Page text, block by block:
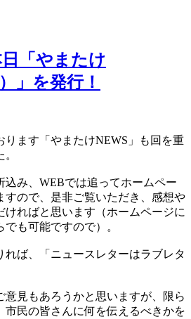
日「やまたけ
」を発行！
ります「やまたけNEWS」も回を重
込み、WEBでは追ってホームペー
すので、是非ご覧いただき、感想や
ければと思います（ホームページに
も可能ですので）。
れば、「ニュースレターはラブレタ
意見もあろうかと思いますが、限ら
市民の皆さんに何を伝えるべきかを